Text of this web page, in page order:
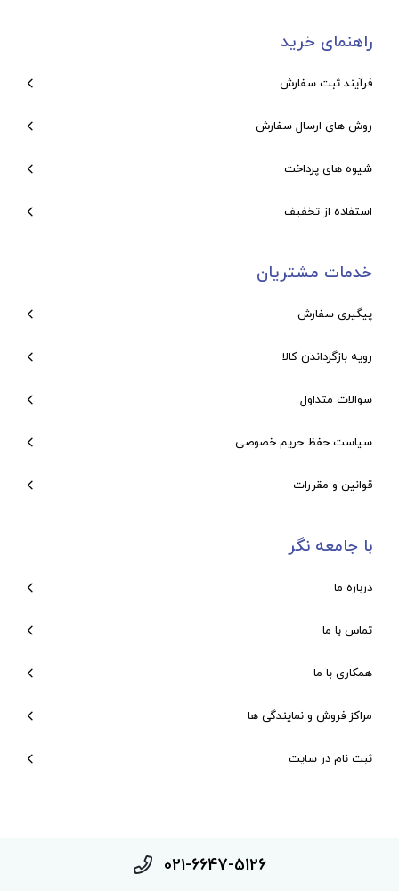
راهنمای خرید
فرآیند ثبت سفارش
روش های ارسال سفارش
شیوه های پرداخت
استفاده از تخفیف
خدمات مشتریان
پیگیری سفارش
رویه بازگرداندن کالا
سوالات متداول
سیاست حفظ حریم خصوصی
قوانین و مقررات
با جامعه نگر
درباره ما
تماس با ما
همکاری با ما
مراکز فروش و نمایندگی ها
ثبت نام در سایت
021-6647-5126